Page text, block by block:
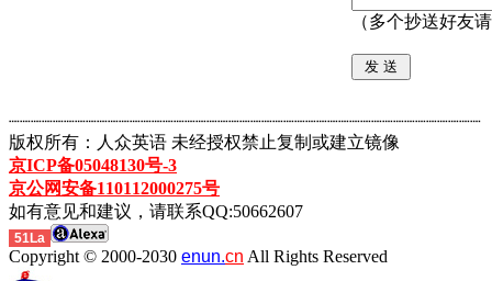
（多个抄送好友
┈┈┈┈┈┈┈┈┈┈┈┈┈┈┈┈┈┈┈┈┈┈┈┈┈┈┈┈┈┈┈┈┈┈┈┈┈┈┈┈┈┈┈
版权所有：人众英语 未经授权禁止复制或建立镜像
京ICP备05048130号-3
京公网安备110112000275号
如有意见和建议，请联系QQ:50662607
51La
Copyright © 2000-2030 enun.cn All Rights Reserved